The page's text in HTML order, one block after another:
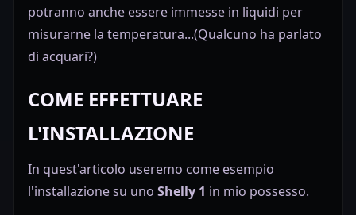
potranno anche essere immesse in liquidi per
misurarne la temperatura...(Qualcuno ha parlato
di acquari?)
COME EFFETTUARE
L'INSTALLAZIONE
In quest'articolo useremo come esempio
l'installazione su uno Shelly 1 in mio possesso.